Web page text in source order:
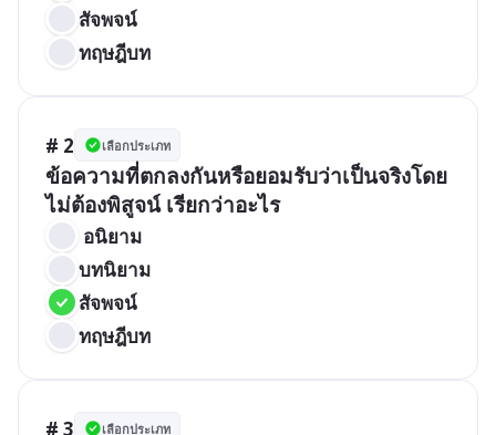
สัจพจน์
ทฤษฎีบท
# 2 เลือกประเภท
ข้อความที่ตกลงกันหรือยอมรับว่าเป็นจริงโดย
ไม่ต้องพิสูจน์ เรียกว่าอะไร
อนิยาม
บทนิยาม
สัจพจน์
ทฤษฎีบท
# 3 เลือกประเภท